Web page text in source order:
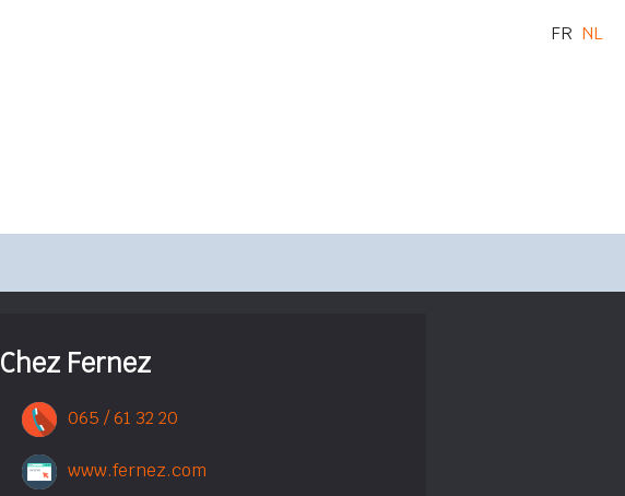
FR NL
Chez Fernez
065 / 61 32 20
www.fernez.com